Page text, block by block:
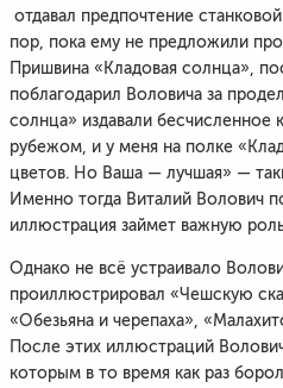
отдавал предпочтение
пор, пока ему не предложили
Пришвина «Кладовая солнца»,
поблагодарил Воловича за
солнца» издавали бесчисленное
рубежом, и у меня на полке
цветов. Но Ваша — лучшая» —
Именно тогда Виталий Волович
иллюстрация займет важную
Однако не всё устраивало
проиллюстрировал «Чешскую
«Обезьяна и черепаха»,
После этих иллюстраций
которым в то время как раз